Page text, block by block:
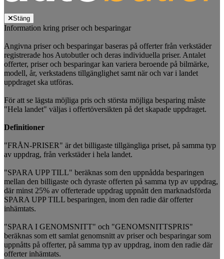
Stäng
Information kring priser och besparingar
Angivna priser och besparingar baseras på offerter från verkstäder
registrerade hos Autobutler och deras individuella priser. Antalet
offerter, priser och besparingar kan variera beroende på bilmärke,
modell, år, verkstadens tillgänglighet samt när och var i landet
uppdraget ska utföras.
För att se lägsta möjliga pris och största möjliga besparing måste
"Hela landet" väljas i offertöversikten på det skapade uppdraget.
Definitioner
"FRÅN-PRISER" är det billigaste tillgängliga priset, på samma typ
av uppdrag, från verkstäder i hela landet.
"SPARA UPP TILL" beräknas som den uppnådda besparingen
mellan den billigaste och dyraste offerten på samma typ av uppdrag,
där minst 25% av offerterade uppdrag uppnått den marknadsförda
SPARA UPP TILL besparingen, inom den radie där offerter
inhämtats.
"SPARA I GENOMSNITT" och "GENOMSNITTSPRIS"
beräknas som ett samlat genomsnitt av priser och besparingar som
uppnåtts på offerter, på samma typ av uppdrag, inom den radie där
offerter inhämtats.